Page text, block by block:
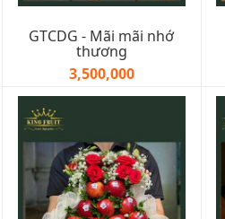
GTCDG - Mãi mãi nhớ
thương
3,500,000